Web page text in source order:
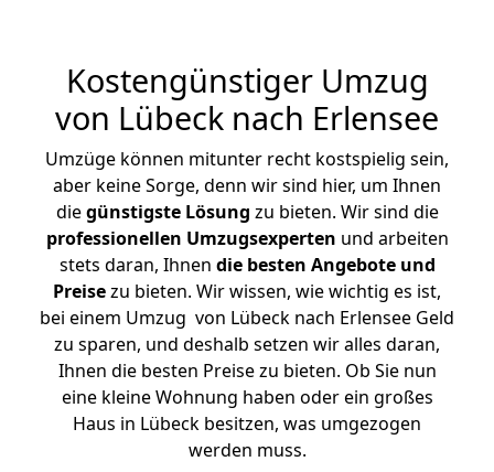
Kostengünstiger Umzug
von Lübeck nach Erlensee
Umzüge können mitunter recht kostspielig sein,
aber keine Sorge, denn wir sind hier, um Ihnen
diegünstigste Lösung zu bieten. Wir sind die
professionellen Umzugsexperten und arbeiten
stets daran, Ihnen die besten Angebote und
Preisezu bieten. Wir wissen, wie wichtig es ist,
bei einem Umzug von Lübeck nach Erlensee Geld
zu sparen, und deshalb setzen wir alles daran,
Ihnen die besten Preise zu bieten. Ob Sie nun
eine kleine Wohnung haben oder ein großes
Haus in Lübeck besitzen, was umgezogen
werden muss.